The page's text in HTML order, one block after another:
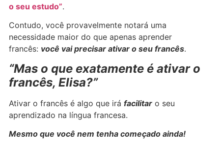
o seu estudo”.
Contudo, você provavelmente notará uma
necessidade maior do que apenas aprender
francês: você vai precisar ativar o seu francês.
“Mas o que exatamente é ativar o
francês, Elisa?”
Ativar o francês é algo que irá facilitar o seu
aprendizado na língua francesa.
Mesmo que você nem tenha começado ainda!